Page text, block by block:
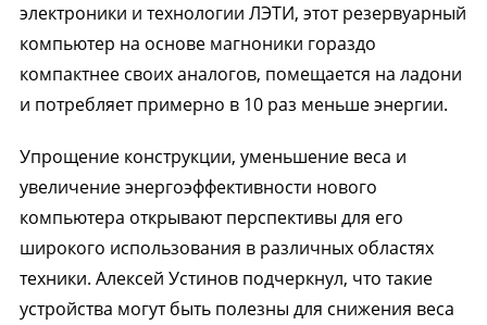
электроники и технологии ЛЭТИ, этот резервуарный
компьютер на основе магноники гораздо
компактнее своих аналогов, помещается на ладони
и потребляет примерно в 10 раз меньше энергии.
Упрощение конструкции, уменьшение веса и
увеличение энергоэффективности нового
компьютера открывают перспективы для его
широкого использования в различных областях
техники. Алексей Устинов подчеркнул, что такие
устройства могут быть полезны для снижения веса